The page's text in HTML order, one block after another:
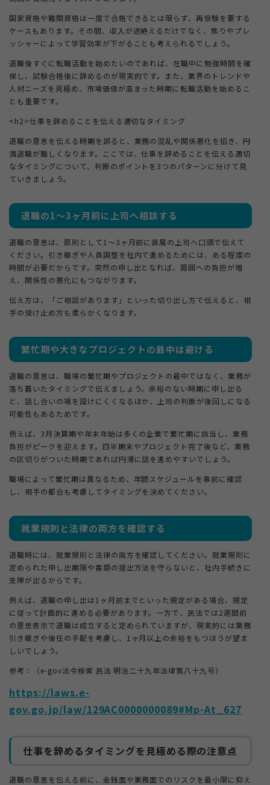
国家資格や難関資格は一度で合格できるとは限らず、再受験を要する
ケースもあります。その間、収入が途絶えるだけでなく、焦りやプレ
ッシャーによって学習効率が下がることも考えられるでしょう。
退職後すぐに転職活動を始めたいのであれば、在職中に勉強時間を確
保し、試験合格後に辞めるのが現実的です。また、業界のトレンドや
人材ニーズを見極め、市場価値が高まった時期に転職活動を始めるこ
とも重要です。
<h2>仕事を辞めることを伝える適切なタイミング
退職の意思を伝える時期を誤ると、業務の混乱や関係悪化を招き、円
満退職が難しくなります。ここでは、仕事を辞めることを伝える適切
なタイミングについて、判断のポイントを3つのパターンに分けて見
ていきましょう。
退職の1〜3ヶ月前に上司へ相談する
退職の意思は、原則として1〜3ヶ月前に直属の上司へ口頭で伝えて
ください。引き継ぎや人員調整を社内で進めるためには、ある程度の
時間が必要だからです。突然の申し出となれば、周囲への負担が増
え、関係性の悪化にもつながります。
伝え方は、「ご相談があります」といった切り出し方で伝えると、相
手の受け止め方も柔らかくなります。
繁忙期や大きなプロジェクトの最中は避ける
退職の意思は、職場の繁忙期やプロジェクトの最中ではなく、業務が
落ち着いたタイミングで伝えましょう。余裕のない時期に申し出る
と、話し合いの場を設けにくくなるほか、上司の判断が後回しになる
可能性もあるためです。
例えば、3月決算期や年末年始は多くの企業で繁忙期に該当し、業務
負担がピークを迎えます。四半期末やプロジェクト完了後など、業務
の区切りがついた時期であれば円滑に話を進めやすいでしょう。
職場によって繁忙期は異なるため、年間スケジュールを事前に確認
し、相手の都合も考慮してタイミングを決めてください。
就業規則と法律の両方を確認する
退職時には、就業規則と法律の両方を確認してください。就業規則に
定められた申し出期限や書類の提出方法を守らないと、社内手続きに
支障が出るからです。
例えば、退職の申し出は1ヶ月前までといった規定がある場合、規定
に従って計画的に進める必要があります。一方で、民法では2週間前
の意思表示で退職は成立すると定められていますが、現実的には業務
引き継ぎや後任の手配を考慮し、1ヶ月以上の余裕をもつほうが望ま
しいでしょう。
参考：（e-gov法令検索 民法 明治二十九年法律第八十九号）
https://laws.e-
gov.go.jp/law/129AC0000000089#Mp-At_627
仕事を辞めるタイミングを見極める際の注意点
退職の意思を伝える前に、金銭面や業務面でのリスクを最小限に抑え